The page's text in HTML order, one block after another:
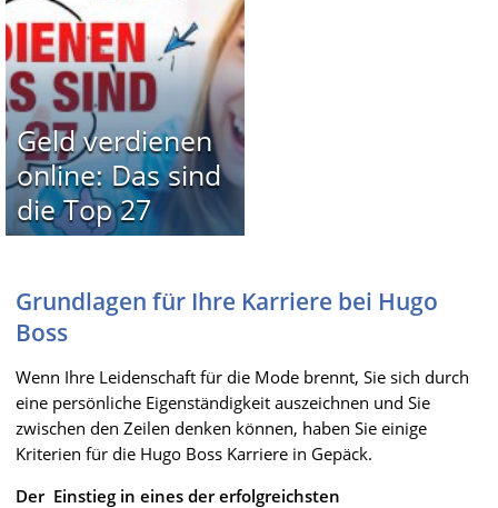
Geld verdienen
online: Das sind
die Top 27
Grundlagen für Ihre Karriere bei Hugo
Boss
Wenn Ihre Leidenschaft für die Mode brennt, Sie sich durch
eine persönliche Eigenständigkeit auszeichnen und Sie
zwischen den Zeilen denken können, haben Sie einige
Kriterien für die Hugo Boss Karriere in Gepäck.
Der Einstieg in eines der erfolgreichsten